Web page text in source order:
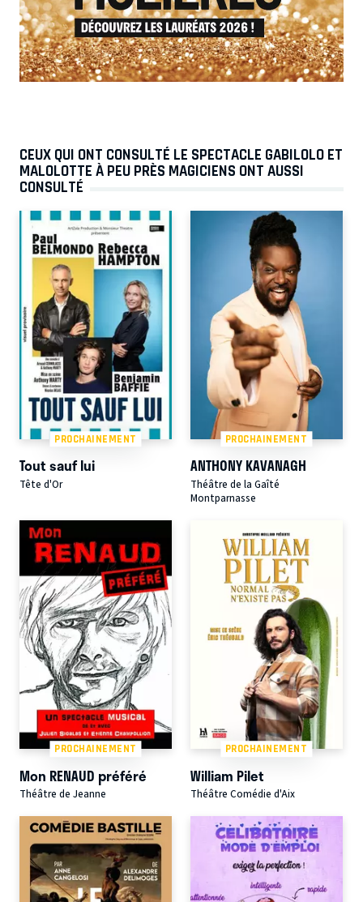
CEUX QUI ONT CONSULTÉ LE SPECTACLE GABILOLO ET
MALOLOTTE À PEU PRÈS MAGICIENS ONT AUSSI
CONSULTÉ
PROCHAINEMENT
Tout sauf lui
Tête d'Or
PROCHAINEMENT
ANTHONY KAVANAGH
Théâtre de la Gaîté
Montparnasse
PROCHAINEMENT
Mon RENAUD préféré
Théâtre de Jeanne
PROCHAINEMENT
William Pilet
Théâtre Comédie d'Aix